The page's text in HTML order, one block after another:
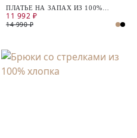
ПЛАТЬЕ НА ЗАПАХ ИЗ 100%
ХЛОПКА
11 992 ₽
14 990 ₽